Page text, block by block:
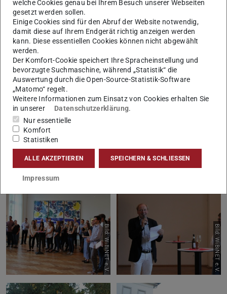
Sommerfestes. Wir freuen uns sehr auf die kommenden
zehn Jahre des Vereins und wünschen uns eine weiterhin
positive Entwicklung für den WiBiNET e.V.!
Bild: WiBiNET e.V.
Bild: WiBiNET e.V. Bild: WiBiNET e.V.
welche Cookies genau bei Ihrem Besuch unserer Webseiten
gesetzt werden sollen.
Einige Cookies sind für den Abruf der Website notwendig,
damit diese auf Ihrem Endgerät richtig anzeigen werden
kann. Diese essentiellen Cookies können nicht abgewählt
werden.
Der Komfort-Cookie speichert Ihre Spracheinstellung und
bevorzugte Suchmaschine, während „Statistik“ die
Auswertung durch die Open-Source-Statistik-Software
„Matomo“ regelt.
Weitere Informationen zum Einsatz von Cookies erhalten Sie
in unserer
Datenschutzerklärung.
Nur essentielle
Komfort
Statistiken
ALLE AKZEPTIEREN SPEICHERN & SCHLIESSEN
Impressum